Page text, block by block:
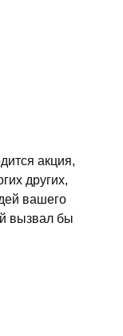
акция,
других,
вашего
вызвал бы